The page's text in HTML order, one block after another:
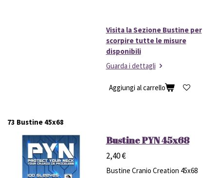
Visita la Sezione Bustine per
scorpire tutte le misure
disponibili
Guarda i dettagli
Aggiungi al carrello
73 Bustine 45x68
Bustine PYN 45x68
2,40 €
Bustine Cranio Creation 45x68